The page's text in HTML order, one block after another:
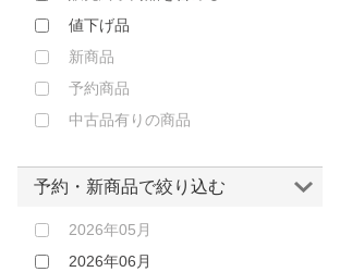
JVC｜ジェイブイシー
KOMATECH｜コマテック
Maxell｜マクセル
その他
値下げ品
新商品
予約商品
中古品有りの商品
予約・新商品で絞り込む
2026年05月
2026年06月